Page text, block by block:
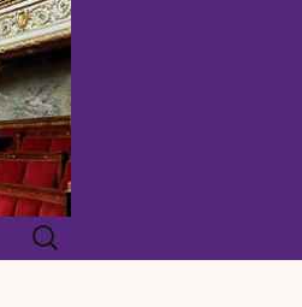
Rechercher :